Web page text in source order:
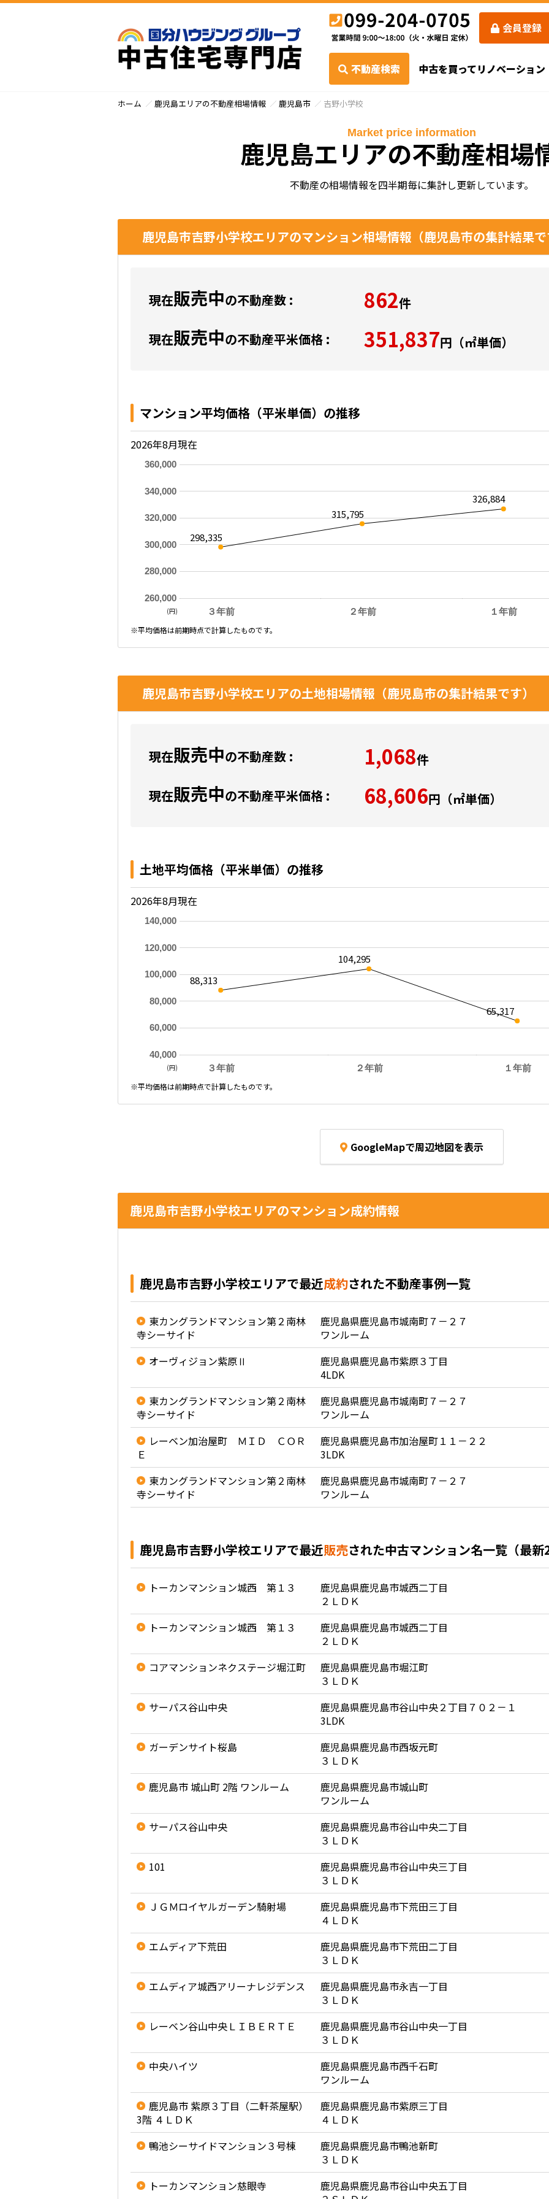
会員登録
不動産検索 中古を買ってリノベーション
ホーム 鹿児島エリアの不動産相場情報 鹿児島市 吉野小学校
鹿児島エリアの不動産相場
Market price information
不動産の相場情報を四半期毎に集計し更新しています。
鹿児島市吉野小学校エリアのマンション相場情報（鹿児島市の集計結果
現在販売中の不動産数 : 862件
現在販売中の不動産平米価格 : 351,837円（㎡単価）
マンション平均価格（平米単価）の推移
2026年8月現在
３年前 ２年前 １年前
260,000
280,000
300,000
320,000
340,000
360,000
298,335
315,795
326,884
(円)
※平均価格は前期時点で計算したものです。
鹿児島市吉野小学校エリアの土地相場情報（鹿児島市の集計結果です）
現在販売中の不動産数 : 1,068件
現在販売中の不動産平米価格 : 68,606円（㎡単価）
土地平均価格（平米単価）の推移
2026年8月現在
３年前 ２年前 １年前
40,000
60,000
80,000
100,000
120,000
140,000
88,313
104,295
65,317
(円)
※平均価格は前期時点で計算したものです。
GoogleMapで周辺地図を表示
鹿児島市吉野小学校エリアのマンション成約情報
鹿児島市吉野小学校エリアで最近成約された不動産事例一覧
東カングランドマンション第２南林
寺シーサイド
鹿児島県鹿児島市城南町７－２７
ワンルーム
オーヴィジョン紫原Ⅱ
鹿児島県鹿児島市紫原３丁目
4LDK
東カングランドマンション第２南林
寺シーサイド
鹿児島県鹿児島市城南町７－２７
ワンルーム
レーベン加治屋町 ＭＩＤ ＣＯＲ
Ｅ
鹿児島県鹿児島市加治屋町１１－２２
3LDK
東カングランドマンション第２南林
寺シーサイド
鹿児島県鹿児島市城南町７－２７
ワンルーム
鹿児島市吉野小学校エリアで最近販売された中古マンション名一覧（最
トーカンマンション城西 第１３
鹿児島県鹿児島市城西二丁目
２ＬＤＫ
トーカンマンション城西 第１３
鹿児島県鹿児島市城西二丁目
２ＬＤＫ
コアマンションネクステージ堀江町
鹿児島県鹿児島市堀江町
３ＬＤＫ
サーパス谷山中央
鹿児島県鹿児島市谷山中央２丁目７０２－１
3LDK
ガーデンサイト桜島
鹿児島県鹿児島市西坂元町
３ＬＤＫ
鹿児島市 城山町 2階 ワンルーム
鹿児島県鹿児島市城山町
ワンルーム
サーパス谷山中央
鹿児島県鹿児島市谷山中央二丁目
３ＬＤＫ
101
鹿児島県鹿児島市谷山中央三丁目
３ＬＤＫ
ＪＧＭロイヤルガーデン騎射場
鹿児島県鹿児島市下荒田三丁目
４ＬＤＫ
エムディア下荒田
鹿児島県鹿児島市下荒田二丁目
３ＬＤＫ
エムディア城西アリーナレジデンス
鹿児島県鹿児島市永吉一丁目
３ＬＤＫ
レーベン谷山中央ＬＩＢＥＲＴＥ
鹿児島県鹿児島市谷山中央一丁目
３ＬＤＫ
中央ハイツ
鹿児島県鹿児島市西千石町
ワンルーム
鹿児島市 紫原３丁目（二軒茶屋駅）
3階 ４ＬＤＫ
鹿児島県鹿児島市紫原三丁目
４ＬＤＫ
鴨池シーサイドマンション３号棟
鹿児島県鹿児島市鴨池新町
３ＬＤＫ
トーカンマンション慈眼寺
鹿児島県鹿児島市谷山中央五丁目